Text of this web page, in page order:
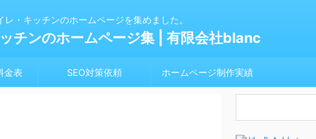
レ・キッチンのホームページを集めました。
チンのホームページ集 | 有限会社blanc
金表 SEO対策依頼 ホームページ制作実績